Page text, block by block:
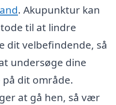
. Akupunktur kan
til at lindre
dit velbefindende, så
undersøge dine
dit område.
at gå hen, så vær